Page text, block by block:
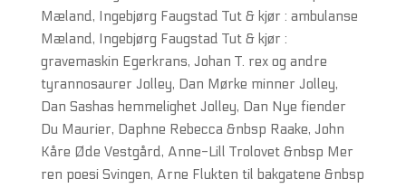
Mæland, Ingebjørg Faugstad Tut & kjør : ambulanse
Mæland, Ingebjørg Faugstad Tut & kjør :
gravemaskin Egerkrans, Johan T. rex og andre
tyrannosaurer Jolley, Dan Mørke minner Jolley,
Dan Sashas hemmelighet Jolley, Dan Nye fiender
Du Maurier, Daphne Rebecca &nbsp Raake, John
Kåre Øde Vestgård, Anne-Lill Trolovet &nbsp Mer
ren poesi Svingen, Arne Flukten til bakgatene &nbsp